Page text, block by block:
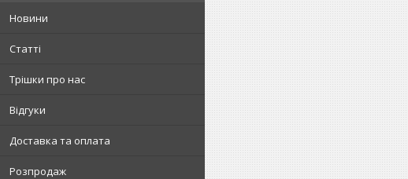
Новини
Статті
Трішки про нас
Відгуки
Доставка та оплата
Розпродаж